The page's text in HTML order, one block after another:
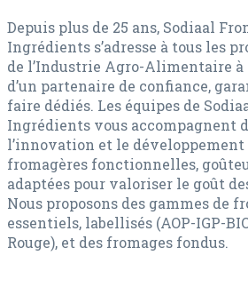
Depuis plus de 25 ans, Sodiaal
Ingrédients s’adresse à tous les
de l’Industrie Agro-Alimentaire à
d’un partenaire de confiance,
faire dédiés. Les équipes de
Ingrédients vous accompagnent
l’innovation et le
fromagères fonctionnelles,
adaptées pour valoriser le goût
Nous proposons des gammes de
essentiels, labellisés (AOP-IGP-
Rouge), et des fromages fondus.